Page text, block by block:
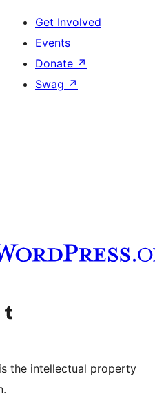
Get Involved
Events
Donate ↗
Swag ↗
ہمارے channel
ہمارے ٹمبلر اکاؤنٹ پر جائیں
the intellectual property